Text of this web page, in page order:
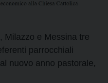
Milazzo e Messina tre
parrocchiali
nuovo anno pastorale,